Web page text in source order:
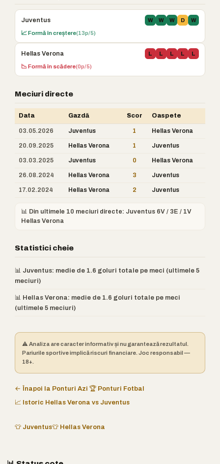
Juventus W W W D W
📈 Formă în creștere(13p/5)
Hellas Verona L L L L L
📉 Formă în scădere(0p/5)
Meciuri directe
Data Gazdă Scor Oaspete
03.05.2026 Juventus 1 Hellas Verona
20.09.2025 Hellas Verona 1 Juventus
03.03.2025 Juventus 0 Hellas Verona
26.08.2024 Hellas Verona 3 Juventus
17.02.2024 Hellas Verona 2 Juventus
📊 Din ultimele 10 meciuri directe: Juventus 6V / 3E / 1V
Hellas Verona
Statistici cheie
📊 Juventus: medie de 1.6 goluri totale pe meci (ultimele 5
meciuri)
📊 Hellas Verona: medie de 1.6 goluri totale pe meci
(ultimele 5 meciuri)
⚠️ Analiza are caracter informativ și nu garantează rezultatul.
Pariurile sportive implică riscuri financiare. Joc responsabil —
18+.
← Înapoi la Ponturi Azi 🏆 Ponturi Fotbal
📈 Istoric Hellas Verona vs Juventus
👕 Juventus👕 Hellas Verona